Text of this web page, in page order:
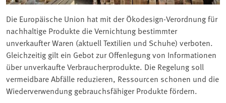
Die Europäische Union hat mit der Ökodesign-Verordnung für
nachhaltige Produkte die Vernichtung bestimmter
unverkaufter Waren (aktuell Textilien und Schuhe) verboten.
Gleichzeitig gilt ein Gebot zur Offenlegung von Informationen
über unverkaufte Verbraucherprodukte. Die Regelung soll
vermeidbare Abfälle reduzieren, Ressourcen schonen und die
Wiederverwendung gebrauchsfähiger Produkte fördern.